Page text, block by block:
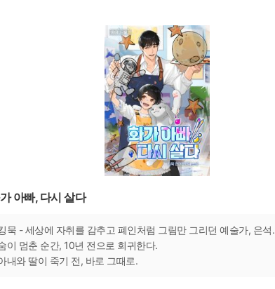
아빠, 다시 살다
묵 - 세상에 자취를 감추고 폐인처럼 그림만 그리던 예술가, 은석.
이 멈춘 순간, 10년 전으로 회귀한다.
내와 딸이 죽기 전, 바로 그때로.